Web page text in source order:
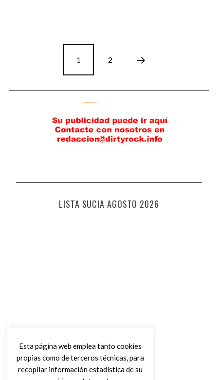
1 2
LISTA SUCIA AGOSTO 2026
Esta página web emplea tanto cookies
propias como de terceros técnicas, para
recopilar información estadística de su